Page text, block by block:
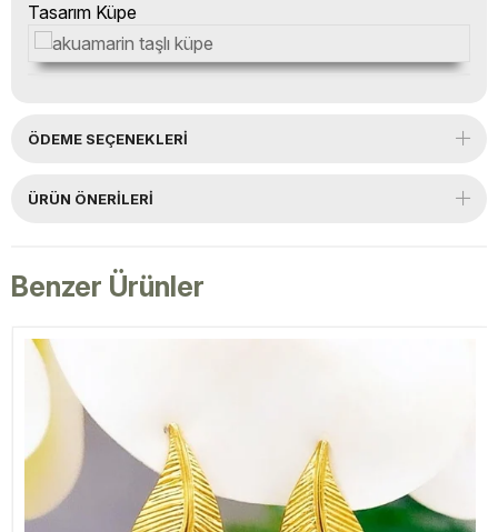
Tasarım Küpe
ÖDEME SEÇENEKLERI
ÜRÜN ÖNERILERI
Benzer Ürünler